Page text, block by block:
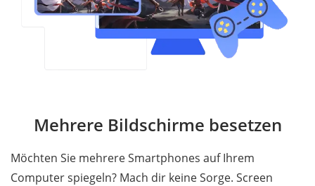
Mehrere Bildschirme besetzen
Möchten Sie mehrere Smartphones auf Ihrem
Computer spiegeln? Mach dir keine Sorge. Screen